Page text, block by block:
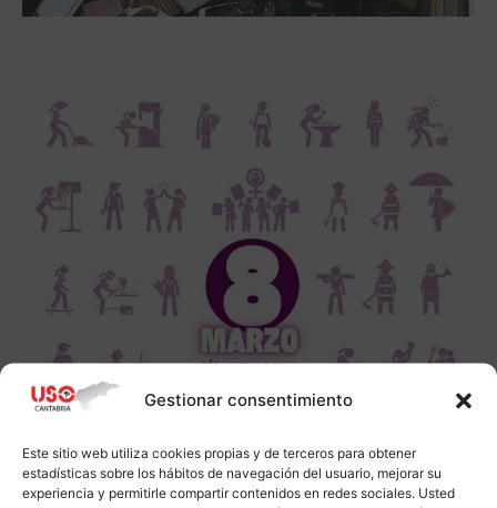
Gestionar consentimiento
Este sitio web utiliza cookies propias y de terceros para obtener
estadísticas sobre los hábitos de navegación del usuario, mejorar su
experiencia y permitirle compartir contenidos en redes sociales. Usted